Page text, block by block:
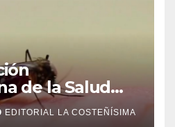
de la Salud
reforzar
el aumento de
EDITORIAL LA COSTEÑÍSIMA